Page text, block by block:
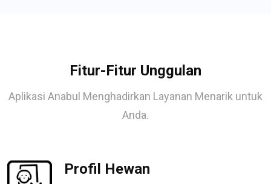
Fitur-Fitur Unggulan
Aplikasi Anabul Menghadirkan Layanan Menarik untuk
Anda.
Profil Hewan